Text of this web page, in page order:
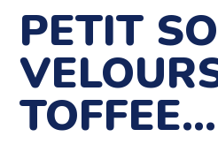
PETIT
TOFFEE…